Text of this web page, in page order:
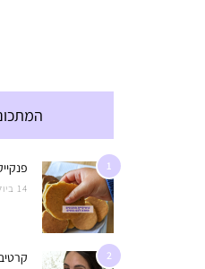
1
14 ביולי 2026
2